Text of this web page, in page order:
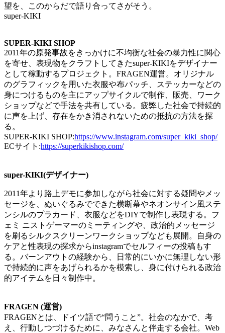
望を、このからだで語り合ってさがそう。
super-KIKI
SUPER-KIKI SHOP
2011年の原発事故をきっかけに不均衡な社会の暴力性に関心
を寄せ、表現物をクラフトしてきたsuper-KIKIをデザイナー
として稼動するプロジェクト。FRAGEN運営。オリジナル
のグラフィックを用いた衣服や布パッチ、ステッカーなどの
身につけるものを主にアップサイクルで制作、販売、ワーク
ショップなどで手法を共有している。疲弊した社会で持続的
に声を上げ、存在をかき消されないための抵抗の方法を探
る。
SUPER-KIKI SHOP:https://www.instagram.com/super_kiki_shop/
ECサイト:https://superkikishop.com/
super-KIKI(デザイナー)
2011年より路上デモに参加しながら社会に対する疑問やメッ
セージを、ぬいぐるみでできた横断幕やネオンサイン風ステ
ンシルのプラカード、衣服などをDIYで制作し表現する。フ
ェミ ニストゲーマーのミーティングや、政治的メッセージ
を刷るシルクスクリーンワークショップなども展開。自身の
ケアと性表現の探求からinstagramでセルフィーの投稿もす
る。バーンアウトの経験から、日常的にいかに無理しない形
で持続的に声をあげられるかを模索し、身に付けられる政治
的アイテムを日々制作中。
FRAGEN (運営)
FRAGENとは、ドイツ語で“問うこと”。社会のなかで、考
え、行動しつづけるために、みなさんと伴走する会社。Web